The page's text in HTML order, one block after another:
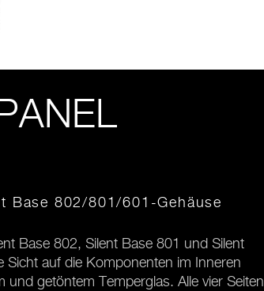
Base 802/801/601-Gehäuse
Base 802, Silent Base 801 und Silent
auf die Komponenten im Inneren
getöntem Temperglas. Alle vier Seiten